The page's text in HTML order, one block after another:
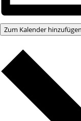
Zum Kalender hinzufügen